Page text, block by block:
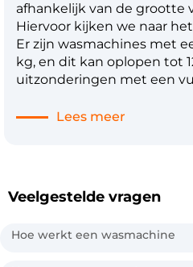
afhankelijk van de grootte
Hiervoor kijken we naar
Er zijn wasmachines met
kg, en dit kan oplopen tot
uitzonderingen met een
wasmachine niet te
niet meer? Dan kom je er
Lees meer
Veelgestelde vragen
Hoe werkt een wasmachine